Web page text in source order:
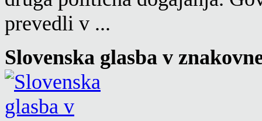
prevedli v ...
Slovenska glasba v